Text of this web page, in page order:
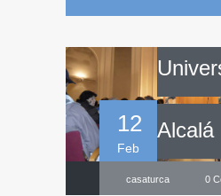
12
Feb
Alcalá
casaturca 0